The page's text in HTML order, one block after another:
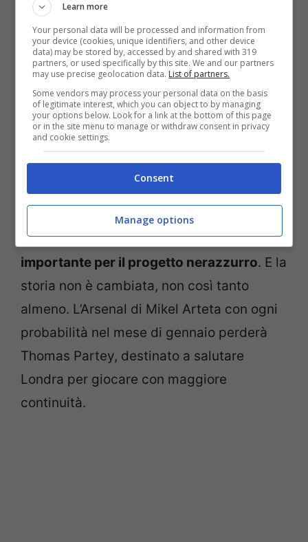
quanto viene riferito da ‘Todofichajes.com’,
uno dei titolarissimidel tecnico piacentino
sarebbe in cima alla lista di una big di
Premier League.
È Nicolò Barella il nome a rischio cessione
per giugno. Sono state diverse le società
che in passato hanno valutato un’offerta
folle per convincere l’Inter: alla fine però il
club di Zhang ha sempre resistito,
ritenendo Barella una pedina troppo
importante per il progetto nerazzurro. E la
storia non è cambiata, non così tanto
almeno. L’Arsenal di Mikel Arteta con ogni
probabilità nel mese di gennaio perderà
Thomas Partey, destinato a salutare
Londra per giocare con maggiore
continuità.
Learn more
Your personal data will be processed and information from
your device (cookies, unique identifiers, and other device
data) may be stored by, accessed by and shared with 319
partners, or used specifically by this site. We and our partners
may use precise geolocation data. List of partners.
Some vendors may process your personal data on the basis
of legitimate interest, which you can object to by managing
your options below. Look for a link at the bottom of this page
or in the site menu to manage or withdraw consent in privacy
and cookie settings.
Consent
Manage options